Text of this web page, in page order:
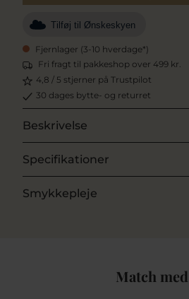
Tilføj til Ønskeskyen
Fjernlager (3-10 hverdage*)
Fri fragt til pakkeshop over 499 kr.
4,8 / 5 stjerner på Trustpilot
30 dages bytte- og returret
Beskrivelse
Specifikationer
Smykkepleje
Match med